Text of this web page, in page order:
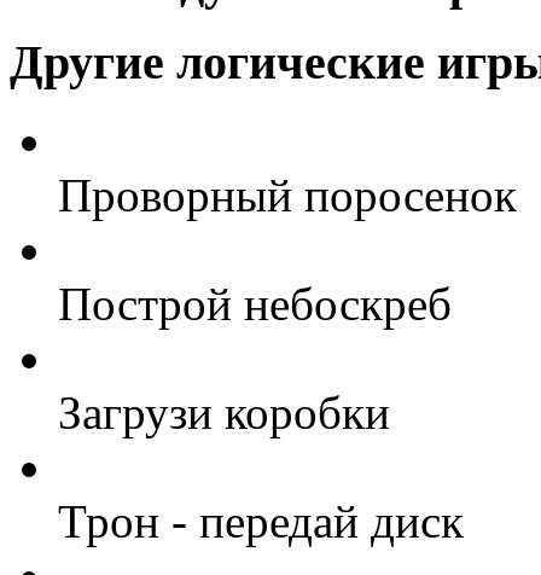
Другие логические
Проворный поросенок
Построй небоскреб
Загрузи коробки
Трон - передай диск